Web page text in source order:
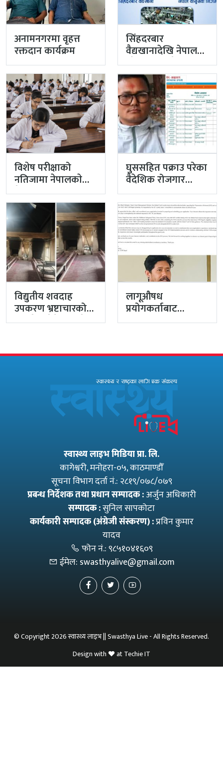
अनामनगरमा वृहत्त
रक्तदान कार्यक्रम
सिंहदरबार
वैद्यखानादेखि नेपाल
औषधि लिमिटेडसम्म
प्रधानमन्त्रीको
प्राथमिकतामा
विशेष परीक्षाको
नतिजामा नेपालकाे
मेडिकल शिक्षाको
गुणस्तर अब्बल
घुससहित पक्राउ परेका
वैदेशिक रोजगार
विभागका नासु मस्राङ्गी
भ्रष्टाचारी ठहर
विद्युतीय शवदाह
उपकरण भ्रष्टाचारको
मुद्दा हेर्दा हेर्दैमा राखेर
लागूऔषध
प्रयोगकर्ताबाट
सीसीएम उपाध्यक्ष
अध्यक्ष…
स्वास्थ्य लाइभ मिडिया प्रा. लि.
कागेश्वरी, मनाेहरा-०५, काठमाण्डौँ
सूचना विभाग दर्ता नं.: २८१९/०७८/०७९
प्रबन्ध निर्देशक तथा प्रधान सम्पादक :अर्जुन अधिकारी
सम्पादक :सुनिल सापकोटा
कार्यकारी सम्पादक (अंग्रेजी संस्करण) :प्रविन कुमार
यादव
फोन नं.:९८५१०४१६०९
ईमेल: swasthyalive@gmail.com
© Copyright 2026 स्वास्थ्य लाइभ || Swasthya Live - All Rights Reserved.
Design with
atTechie IT